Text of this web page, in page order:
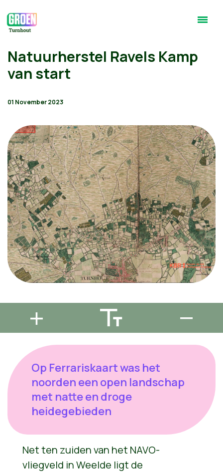
Natuurherstel Ravels Kamp
van start
01 November 2023
Op Ferrariskaart was het
noorden een open landschap
met natte en droge
heidegebieden
Net ten zuiden van het NAVO-
vliegveld in Weelde ligt de